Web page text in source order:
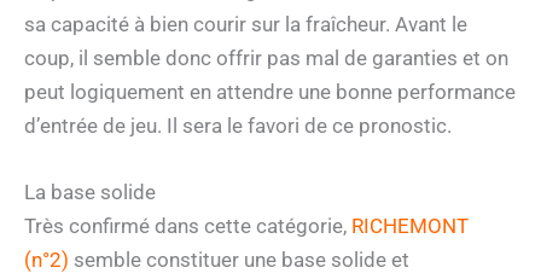
sa capacité à bien courir sur la fraîcheur. Avant le
coup, il semble donc offrir pas mal de garanties et on
peut logiquement en attendre une bonne performance
d’entrée de jeu. Il sera le favori de ce pronostic.
La base solide
Très confirmé dans cette catégorie, RICHEMONT
(n°2) semble constituer une base solide et